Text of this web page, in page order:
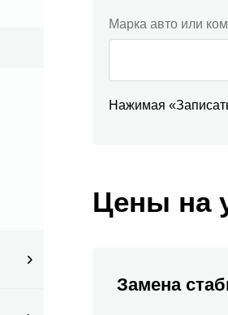
Марка авто или
Нажимая
Цены на
Замена